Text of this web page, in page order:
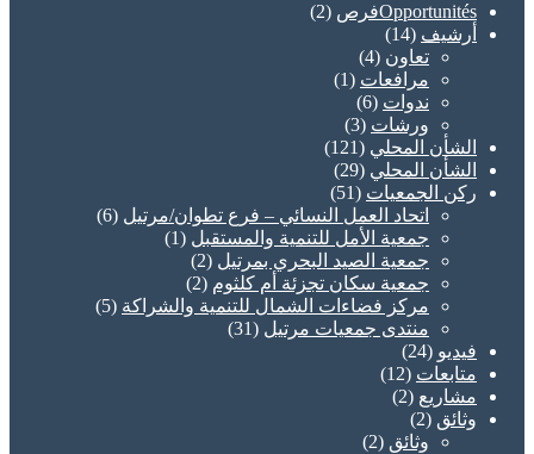
Opportunitésفرص
(2)
أرشيف (14)
تعاون (4)
مرافعات (1)
ندوات (6)
ورشات (3)
الشأن المحلي (121)
الشأن المحلي (29)
ركن الجمعيات (51)
اتحاد العمل النسائي – فرع تطوان/مرتيل (6)
جمعية الأمل للتنمية والمستقبل (1)
جمعية الصيد البحري بمرتيل (2)
جمعية سكان تجزئة أم كلثوم (2)
مركز فضاءات الشمال للتنمية والشراكة (5)
منتدى جمعيات مرتيل (31)
فيديو (24)
متابعات (12)
مشاريع (2)
وثائق (2)
وثائق (2)